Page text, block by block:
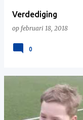
Verdediging
op februari 18, 2018
0